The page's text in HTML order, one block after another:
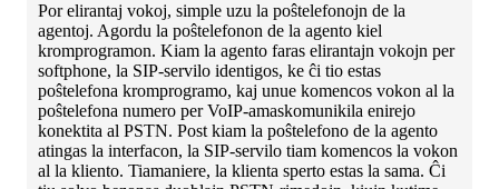
Por elirantaj vokoj, simple uzu la poŝtelefonojn de la
agentoj. Agordu la poŝtelefonon de la agento kiel
kromprogramon. Kiam la agento faras elirantajn vokojn per
softphone, la SIP-servilo identigos, ke ĉi tio estas
poŝtelefona kromprogramo, kaj unue komencos vokon al la
poŝtelefona numero per VoIP-amaskomunikila enirejo
konektita al PSTN. Post kiam la poŝtelefono de la agento
atingas la interfacon, la SIP-servilo tiam komencos la vokon
al la kliento. Tiamaniere, la klienta sperto estas la sama. Ĉi